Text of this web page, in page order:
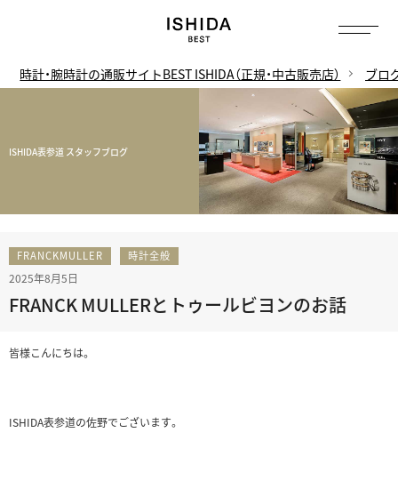
時計・腕時計の通販サイトBEST ISHIDA（正規・中古販売店） ブロ
ISHIDA表参道 スタッフブログ
FRANCKMULLER 時計全般
2025年8月5日
FRANCK MULLERとトゥールビヨンのお話
皆様こんにちは。
ISHIDA表参道の佐野でございます。